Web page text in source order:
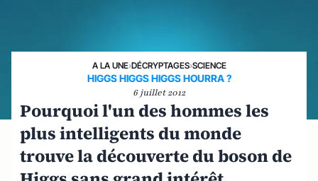
A LA UNE›DÉCRYPTAGES›SCIENCE
HIGGS HIGGS HIGGS HOURRA ?
6 juillet 2012
Pourquoi l'un des hommes les
plus intelligents du monde
trouve la découverte du boson de